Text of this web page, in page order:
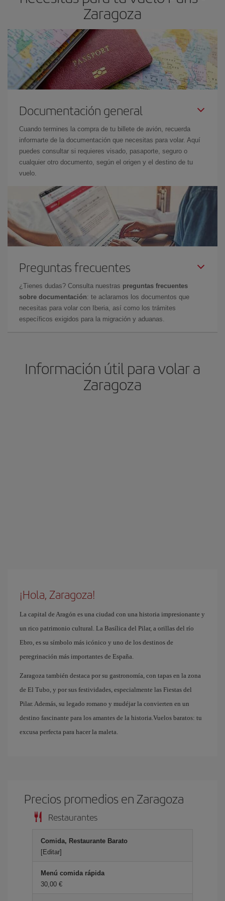
Zaragoza
Documentación general
Cuando termines la compra de tu billete de avión, recuerda
informarte de la documentación que necesitas para volar. Aquí
puedes consultar si requieres visado, pasaporte, seguro o
cualquier otro documento, según el origen y el destino de tu
vuelo.
Preguntas frecuentes
¿Tienes dudas? Consulta nuestras preguntas frecuentes
sobre documentación: te aclaramos los documentos que
necesitas para volar con Iberia, así como los trámites
específicos exigidos para la migración y aduanas.
Información útil para volar a
Zaragoza
¡Hola, Zaragoza!
La capital de Aragón es una ciudad con una historia impresionante y
un rico patrimonio cultural. La Basílica del Pilar, a orillas del río
Ebro, es su símbolo más icónico y uno de los destinos de
peregrinación más importantes de España.
Zaragoza también destaca por su gastronomía, con tapas en la zona
de El Tubo, y por sus festividades, especialmente las Fiestas del
Pilar. Además, su legado romano y mudéjar la convierten en un
destino fascinante para los amantes de la historia.Vuelos baratos: tu
excusa perfecta para hacer la maleta.
Precios promedios en Zaragoza
Restaurantes
Comida, Restaurante Barato
[Editar]
Menú comida rápida
30,00 €